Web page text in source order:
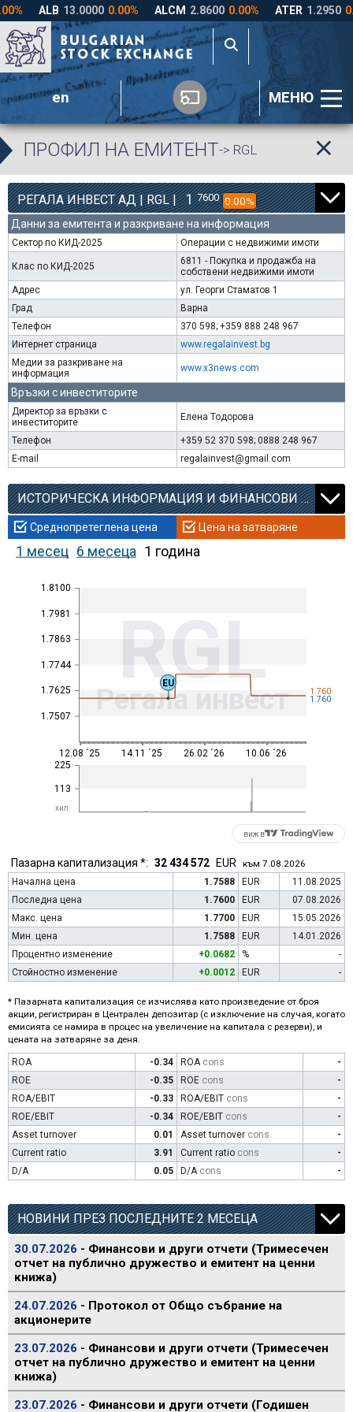
en МЕНЮ
ПРОФИЛ НА ЕМИТЕНТ-> RGL
РЕГАЛА ИНВЕСТ АД | RGL | 1 7600 0.00%
Данни за емитента и разкриване на информация
Сектор по КИД-2025 Операции с недвижими имоти
Клас по КИД-2025
6811 - Покупка и продажба на
собствени недвижими имоти
Адрес
ул. Георги Стаматов 1
Град
Варна
Телефон
370 598; +359 888 248 967
Интернет страница
www.regalainvest.bg
Медии за разкриване на
информация
www.x3news.com
Връзки с инвеститорите
Директор за връзки с
инвеститорите
Елена Тодорова
Телефон
+359 52 370 598; 0888 248 967
E-mail
regalainvest@gmail.com
ИСТОРИЧЕСКА ИНФОРМАЦИЯ И ФИНАНСОВИ КОЕФИЦИЕНТИ
Среднопретеглена цена Цена на затваряне
1 месец 6 месеца 1 година
1.7507
1.7625
1.7744
1.7863
1.7981
1.8100
RGL
Регала инвест
хил.
113
225
1.760
1.760
12.08 ´25 14.11 ´25 26.02 ´26 10.06 ´26
EU
виж в
Пазарна капитализация *: 32 434 572 EUR към 7.08.2026
Начална цена
1.7588 EUR
11.08.2025
Последна цена
1.7600 EUR
07.08.2026
Макс. цена
1.7700 EUR
15.05.2026
Мин. цена
1.7588 EUR
14.01.2026
Процентно изменение
+0.0682 %
-
Стойностно изменение
+0.0012 EUR -
* Пазарната капитализация се изчислява като произведение от броя
акции, регистриран в Централен депозитар (с изключение на случая, когато
емисията се намира в процес на увеличение на капитала с резерви), и
цената на затваряне за деня.
ROA -0.34 ROA cons
-
ROE
-0.35 ROE cons
-
ROA/EBIT
-0.33 ROA/EBIT cons
-
ROE/EBIT
-0.34 ROE/EBIT cons
-
Asset turnover
0.01 Asset turnover cons
-
Current ratio
3.91 Current ratio cons
-
D/A
0.05 D/A cons -
НОВИНИ ПРЕЗ ПОСЛЕДНИТЕ 2 МЕСЕЦА
30.07.2026 - Финансови и други отчети (Тримесечен
отчет на публично дружество и емитент на ценни
книжа)
24.07.2026 - Протокол от Общо събрание на
акционерите
23.07.2026 - Финансови и други отчети (Тримесечен
отчет на публично дружество и емитент на ценни
книжа)
23.07.2026 - Финансови и други отчети (Годишен